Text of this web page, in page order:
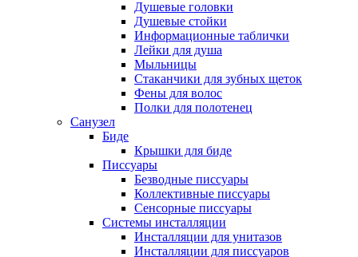
Душевые головки
Душевые стойки
Информационные таблички
Лейки для душа
Мыльницы
Стаканчики для зубных щеток
Фены для волос
Полки для полотенец
Санузел
Биде
Крышки для биде
Писсуары
Безводные писсуары
Коллективные писсуары
Сенсорные писсуары
Системы инсталляции
Инсталляции для унитазов
Инсталляции для писсуаров